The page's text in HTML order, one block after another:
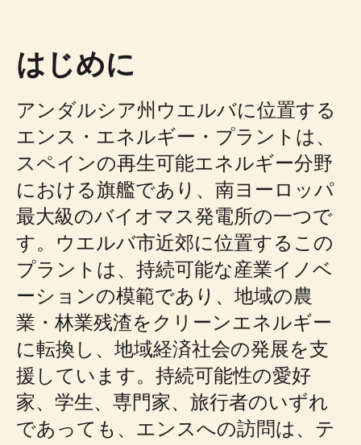
はじめに
アンダルシア州ウエルバに位置する
エンス・エネルギー・プラントは、
スペインの再生可能エネルギー分野
における旗艦であり、南ヨーロッパ
最大級のバイオマス発電所の一つで
す。ウエルバ市近郊に位置するこの
プラントは、持続可能な産業イノベ
ーションの模範であり、地域の農
業・林業残渣をクリーンエネルギー
に転換し、地域経済社会の発展を支
援しています。持続可能性の愛好
家、学生、専門家、旅行者のいずれ
であっても、エンスへの訪問は、テ